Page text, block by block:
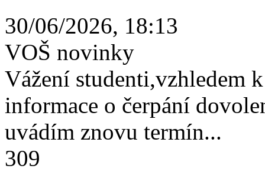
30/06/2026, 18:13
VOŠ novinky
Vážení studenti,vzhledem
informace o čerpání
uvádím znovu termín...
309